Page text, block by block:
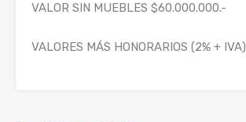
VALOR SIN MUEBLES $60.000.000.-
VALORES MÁS HONORARIOS (2% + IVA)